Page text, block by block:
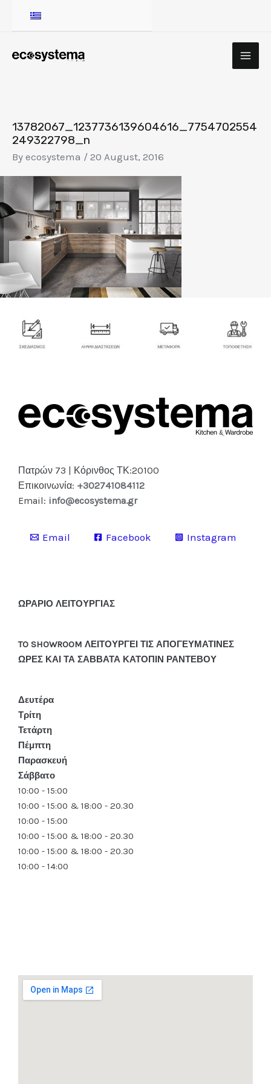
13782067_1237736139604616_7754702554
249322798_n
By ecosystema / 20 August, 2016
Πατρών 73 | Κόρινθος ΤΚ:20100
Επικοινωνία: +302741084112
Email: info@ecosystema.gr
Email Facebook Instagram
ΩΡΑΡΙΟ ΛΕΙΤΟΥΡΓΙΑΣ
TO SHOWROOM ΛΕΙΤΟΥΡΓΕΙ ΤΙΣ ΑΠΟΓΕΥΜΑΤΙΝΕΣ
ΩΡΕΣ ΚΑΙ ΤΑ ΣΑΒΒΑΤΑ ΚΑΤΟΠΙΝ ΡΑΝΤΕΒΟΥ
Δευτέρα
Τρίτη
Τετάρτη
Πέμπτη
Παρασκευή
Σάββατο
10:00 - 15:00
10:00 - 15:00 & 18:00 - 20.30
10:00 - 15:00
10:00 - 15:00 & 18:00 - 20.30
10:00 - 15:00 & 18:00 - 20.30
10:00 - 14:00